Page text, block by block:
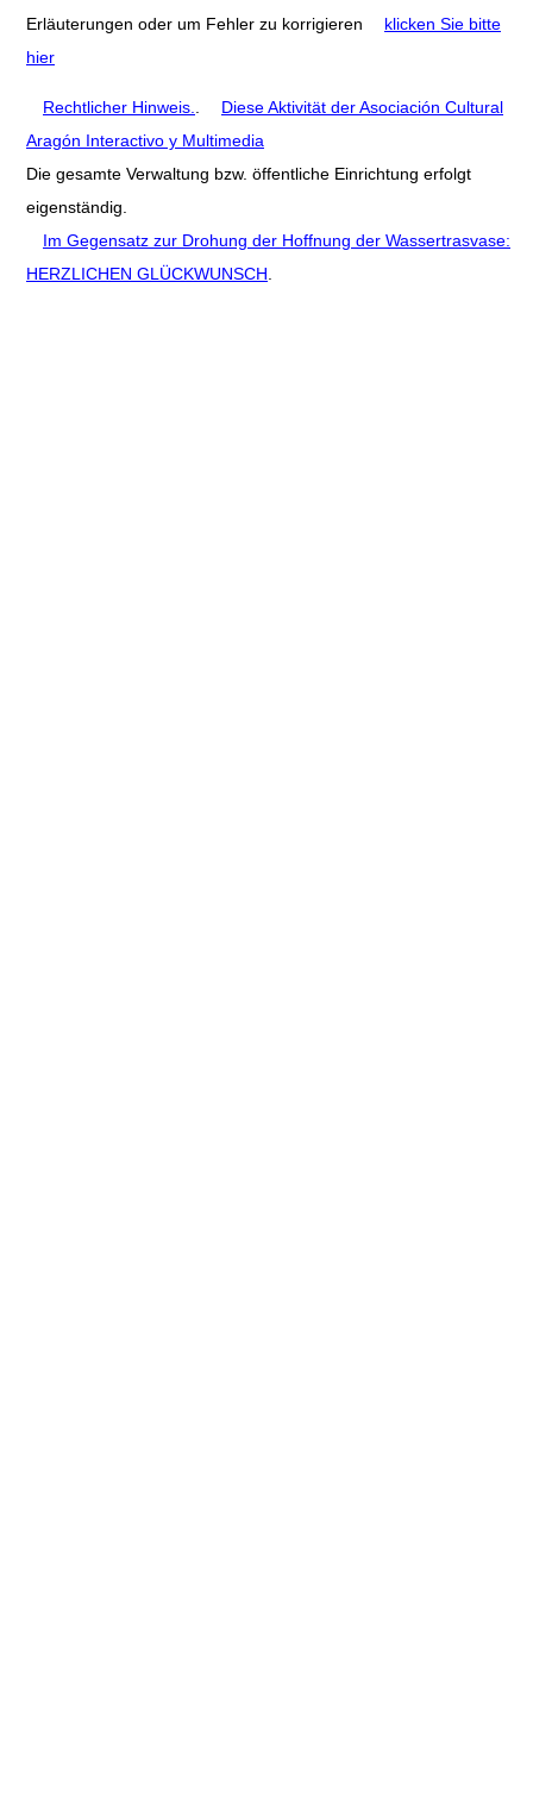
Erläuterungen oder um Fehler zu korrigieren
klicken Sie bitte
hier
Rechtlicher Hinweis.
Diese Aktivität der Asociación Cultural
Aragón Interactivo y Multimedia
Die gesamte Verwaltung bzw. öffentliche Einrichtung erfolgt
eigenständig.
Im Gegensatz zur Drohung der Hoffnung der Wassertrasvase:
HERZLICHEN GLÜCKWUNSCH